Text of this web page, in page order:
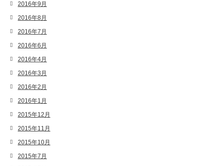
2016年9月
2016年8月
2016年7月
2016年6月
2016年4月
2016年3月
2016年2月
2016年1月
2015年12月
2015年11月
2015年10月
2015年7月